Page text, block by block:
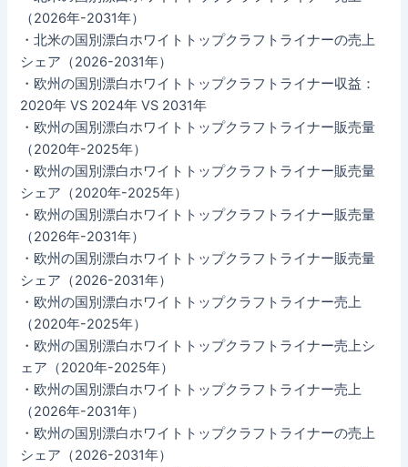
（2026年-2031年）
・北米の国別漂白ホワイトトップクラフトライナーの売上
シェア（2026-2031年）
・欧州の国別漂白ホワイトトップクラフトライナー収益：
2020年 VS 2024年 VS 2031年
・欧州の国別漂白ホワイトトップクラフトライナー販売量
（2020年-2025年）
・欧州の国別漂白ホワイトトップクラフトライナー販売量
シェア（2020年-2025年）
・欧州の国別漂白ホワイトトップクラフトライナー販売量
（2026年-2031年）
・欧州の国別漂白ホワイトトップクラフトライナー販売量
シェア（2026-2031年）
・欧州の国別漂白ホワイトトップクラフトライナー売上
（2020年-2025年）
・欧州の国別漂白ホワイトトップクラフトライナー売上シ
ェア（2020年-2025年）
・欧州の国別漂白ホワイトトップクラフトライナー売上
（2026年-2031年）
・欧州の国別漂白ホワイトトップクラフトライナーの売上
シェア（2026-2031年）